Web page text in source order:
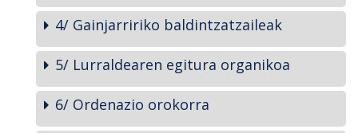
4/ Gainjarririko baldintzatzaileak
5/ Lurraldearen egitura organikoa
6/ Ordenazio orokorra